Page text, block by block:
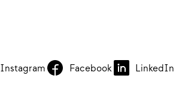
Instagram Facebook
LinkedIn